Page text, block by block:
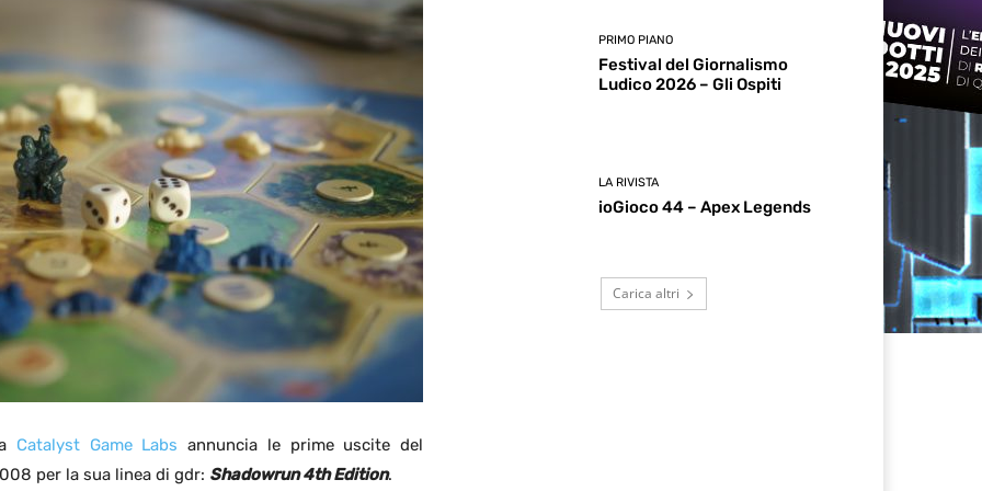
Catalyst Game Labs annuncia le prime uscite del
per la sua linea di gdr: Shadowrun 4th Edition.
PRIMO PIANO
Festival del Giornalismo
Ludico 2026 – Gli Ospiti
LA RIVISTA
ioGioco 44 – Apex Legends
Carica altri